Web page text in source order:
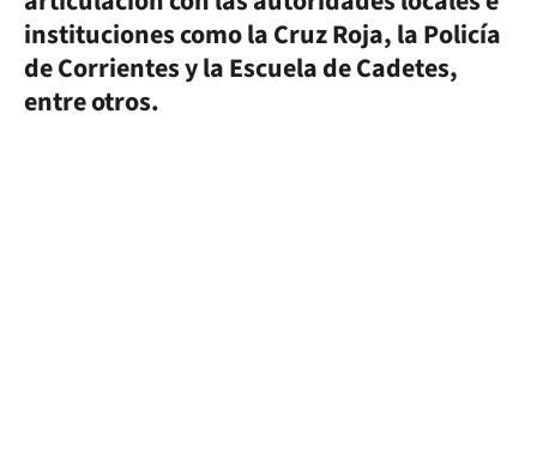
instituciones como la Cruz Roja, la Policía
de Corrientes y la Escuela de Cadetes,
entre otros.